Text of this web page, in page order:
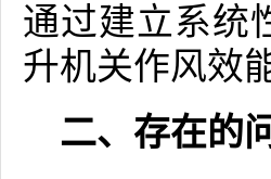
通过建立系统
升机关作风效
二、存在的